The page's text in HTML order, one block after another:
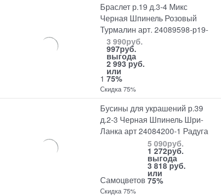
Браслет р.19 д.3-4 Микс
Черная Шпинель Розовый
Турмалин арт. 24089598-р19-
1
3 990руб.
997руб.
выгода
2 993 руб.
или
75%
Скидка 75%
Бусины для украшений р.39
д.2-3 Черная Шпинель Шри-
Ланка арт 24084200-1 Радуга
Самоцветов
5 090руб.
1 272руб.
выгода
3 818 руб.
или
75%
Скидка 75%